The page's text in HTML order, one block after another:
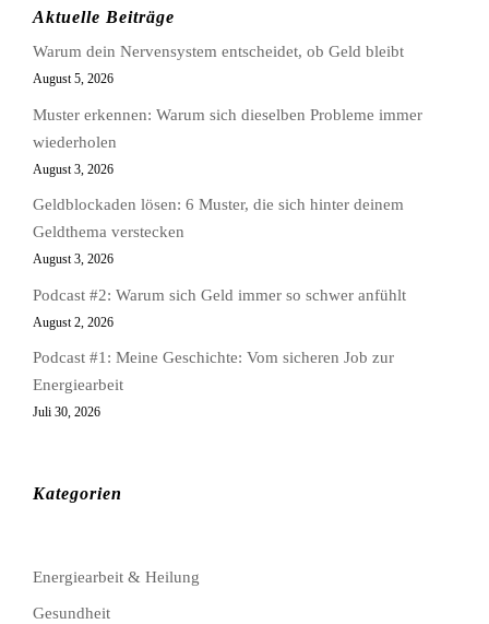
Aktuelle Beiträge
Warum dein Nervensystem entscheidet, ob Geld bleibt
August 5, 2026
Muster erkennen: Warum sich dieselben Probleme immer
wiederholen
August 3, 2026
Geldblockaden lösen: 6 Muster, die sich hinter deinem
Geldthema verstecken
August 3, 2026
Podcast #2: Warum sich Geld immer so schwer anfühlt
August 2, 2026
Podcast #1: Meine Geschichte: Vom sicheren Job zur
Energiearbeit
Juli 30, 2026
Kategorien
Energiearbeit & Heilung
Gesundheit